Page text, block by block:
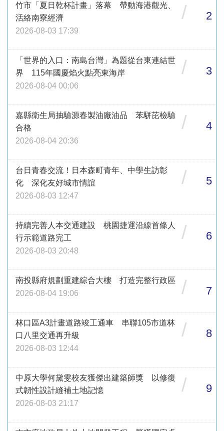
竹市「夏日乾杯計畫」落幕 帶動海港觀光、
活絡南寮經濟
2026-08-03 17:39
/ 2
「世界的入口：南島台灣」為題從台東連結世
界 115年國慶焰火點亮東海岸
2026-08-04 00:06
/ 3
嘉縣衛生局抽驗源春製油廠油品 苯駢芘檢驗
合格
2026-08-04 20:36
/ 4
台日青春交流！日本森町青年、中學生訪彰
化 深化友好城市情誼
2026-08-03 12:47
/ 5
持續完善人本交通建設 桃園捷運沿線首條人
行示範道路完工
2026-08-03 20:48
/ 6
南投縣府規劃重建綜合大樓 打造完整行政區
2026-08-04 19:06
/ 7
林口區A3計畫道路竣工通車 串聯105市道林
口八里交通再升級
2026-08-03 12:44
/ 8
中原大學何黛雯校友獲傑出建築師獎 以修復
式韌性設計縫補土地記憶
2026-08-03 21:17
/ 9